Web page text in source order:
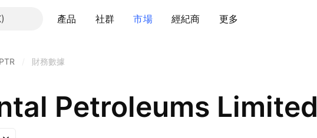
產品 社群 市場 經紀商 更多
財務數據
Petroleums Limited